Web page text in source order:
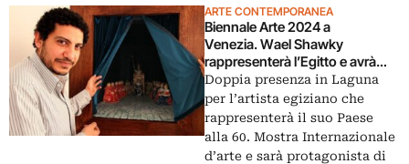
ARTE CONTEMPORANEA
Biennale Arte 2024 a
Venezia. Wael Shawky
rappresenterà l’Egitto e avrà
una mostra a Palazzo Grimani
Doppia presenza in Laguna
per l’artista egiziano che
rappresenterà il suo Paese
alla 60. Mostra Internazionale
d’arte e sarà protagonista di